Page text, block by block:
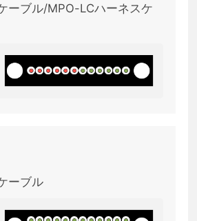
ーブル/MPO-LCハーネスケ
ーブル